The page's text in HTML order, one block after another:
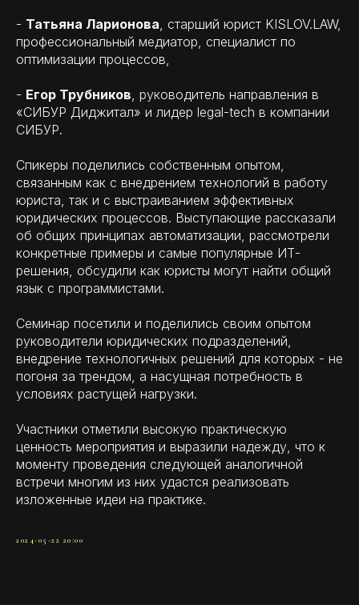
- Татьяна Ларионова, старший юрист KISLOV.LAW,
профессиональный медиатор, специалист по
оптимизации процессов,
- Егор Трубников, руководитель направления в
«СИБУР Диджитал» и лидер legal-tech в компании
СИБУР.
Спикеры поделились собственным опытом,
связанным как с внедрением технологий в работу
юриста, так и с выстраиванием эффективных
юридических процессов. Выступающие рассказали
об общих принципах автоматизации, рассмотрели
конкретные примеры и самые популярные ИТ-
решения, обсудили как юристы могут найти общий
язык с программистами.
Семинар посетили и поделились своим опытом
руководители юридических подразделений,
внедрение технологичных решений для которых - не
погоня за трендом, а насущная потребность в
условиях растущей нагрузки.
Участники отметили высокую практическую
ценность мероприятия и выразили надежду, что к
моменту проведения следующей аналогичной
встречи многим из них удастся реализовать
изложенные идеи на практике.
2024-05-22 20:00